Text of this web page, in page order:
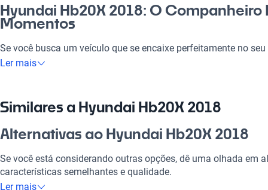
Hyundai Hb20X 2018: O Companheiro
Momentos
Se você busca um veículo que se encaixe perfeitamente no
Hyundai Hb20X 2018. Com um design que impressiona e um
cada trajeto. É a escolha certa para quem valoriza qualidade e
Por que escolher Hyundai Hb20X 2018?
Desfrute da melhor tecnologia com Tecnologia moderna,
Ler mais
Similares a Hyundai Hb20X 2018
Alternativas ao Hyundai Hb20X 2018
Se você está considerando outras opções, dê uma olhada em
características semelhantes e qualidade.
Ler mais